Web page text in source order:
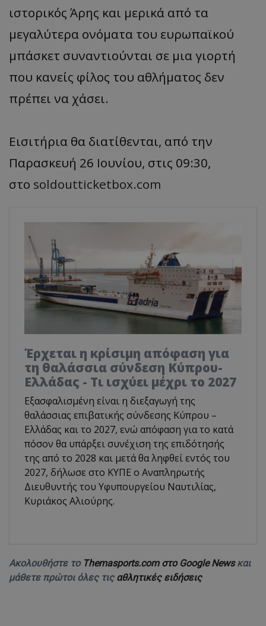
ιστορικός Άρης και μερικά από τα
μεγαλύτερα ονόματα του ευρωπαϊκού
μπάσκετ συναντιούνται σε μια γιορτή
που κανείς φίλος του αθλήματος δεν
πρέπει να χάσει.
Εισιτήρια θα διατίθενται, από την
Παρασκευή 26 Ιουνίου, στις 09:30,
στο soldoutticketbox.com
Έρχεται η κρίσιμη απόφαση για
τη θαλάσσια σύνδεση Κύπρου-
Ελλάδας - Τι ισχύει μέχρι το 2027
Εξασφαλισμένη είναι η διεξαγωγή της
θαλάσσιας επιβατικής σύνδεσης Κύπρου –
Ελλάδας και το 2027, ενώ απόφαση για το κατά
πόσον θα υπάρξει συνέχιση της επιδότησής
της από το 2028 και μετά θα ληφθεί εντός του
2027, δήλωσε στο ΚΥΠΕ ο Αναπληρωτής
Διευθυντής του Υφυπουργείου Ναυτιλίας,
Κυριάκος Αλιούρης.
Ακολουθήστε το Themasports.com στο Google Newsκαι
μάθετε πρώτοι όλες τις αθλητικές ειδήσεις